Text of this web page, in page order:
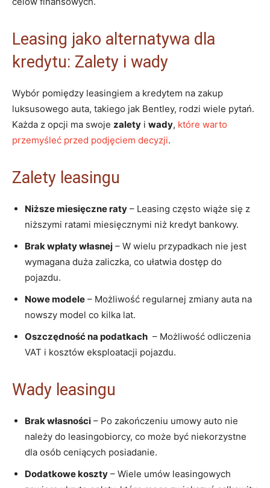
Leasing jako alternatywa dla
kredytu: Zalety ‌i‌ wady
Wybór pomiędzy leasingiem a kredytem⁢ na zakup
luksusowego auta, takiego jak ⁣Bentley, rodzi wiele pytań.
Każda z​ opcji ma ​swoje zalety i wady, które warto
przemyśleć przed podjęciem decyzji.
Zalety leasingu
Niższe miesięczne raty – Leasing‌ często wiąże się z
niższymi ratami ⁤miesięcznymi niż ​kredyt​ bankowy.
Brak wpłaty własnej – W⁣ wielu przypadkach nie​ jest
⁢wymagana duża zaliczka, co ułatwia dostęp do‍
pojazdu.
Nowe ‌modele – Możliwość regularnej zmiany auta ‌na
nowszy model co kilka ‌lat.
Oszczędność⁣ na podatkach ⁤ –⁣ Możliwość odliczenia
VAT‍ i kosztów eksploatacji pojazdu.
Wady leasingu
Brak własności –‍ Po ‍zakończeniu umowy auto nie
należy do leasingobiorcy, co może‍ być niekorzystne
dla ​osób ceniących posiadanie.
Dodatkowe koszty – ‌Wiele umów leasingowych